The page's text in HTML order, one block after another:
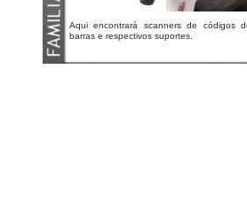
Aqui encontrará scanners de códigos
barras e respectivos suportes.